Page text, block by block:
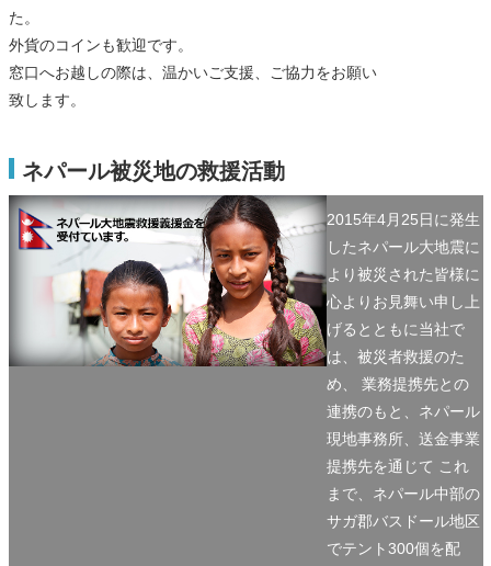
た。
外貨のコインも歓迎です。
窓口へお越しの際は、温かいご支援、ご協力をお願い
致します。
ネパール被災地の救援活動
2015年4月25日に発生
したネパール大地震に
より被災された皆様に
心よりお見舞い申し上
げるとともに当社で
は、被災者救援のた
め、 業務提携先との
連携のもと、ネパール
現地事務所、送金事業
提携先を通じて これ
まで、ネパール中部の
サガ郡バスドール地区
でテント300個を配